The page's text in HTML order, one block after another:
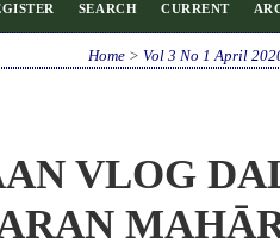
SEARCH CURRENT
Home> Vol 3 No 1 April
VLOG